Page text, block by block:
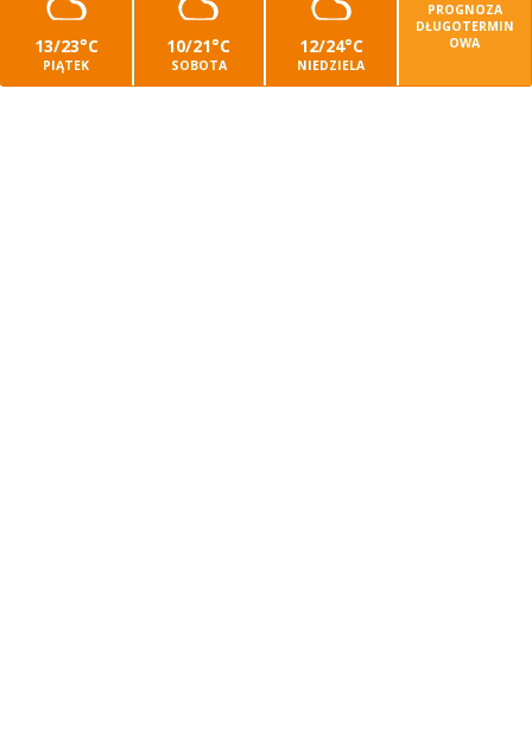
13/23°C
PIĄTEK
10/21°C
SOBOTA
12/24°C
NIEDZIELA
PROGNOZA
DŁUGOTERMIN
OWA